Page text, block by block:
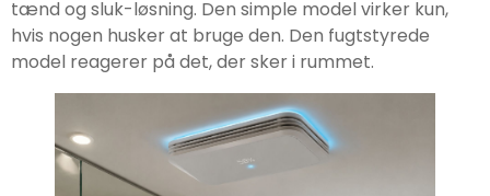
tænd og sluk-løsning. Den simple model virker kun,
hvis nogen husker at bruge den. Den fugtstyrede
model reagerer på det, der sker i rummet.